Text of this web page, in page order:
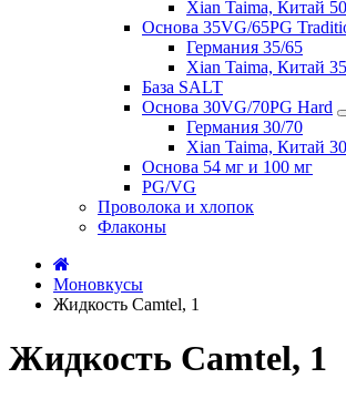
Xian Taima, Китай
Основа 35VG/65PG
Германия 35/65
Xian Taima, Китай
База SALT
Основа 30VG/70PG Hard
Германия 30/70
Xian Taima, Китай
Основа 54 мг и 100 мг
PG/VG
Проволока и хлопок
Флаконы
Моновкусы
Жидкость Camtel, 1
Жидкость Camtel, 1